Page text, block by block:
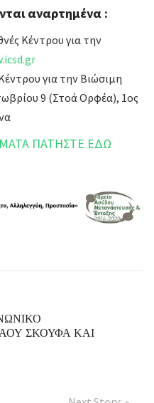
αναρτημένα :
Κέντρου για την
για την Βιώσιμη
9 (Στοά Ορφέα), 1ος
ΠΑΤΗΣΤΕ ΕΔΩ
ΣΚΟΥΦΑ ΚΑΙ